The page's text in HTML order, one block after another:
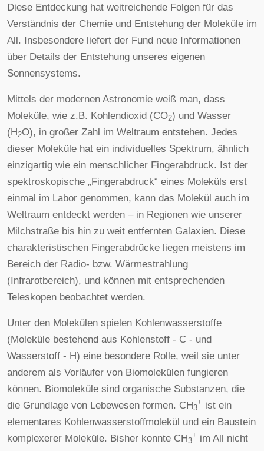
Diese Entdeckung hat weitreichende Folgen für das
Verständnis der Chemie und Entstehung der Moleküle im
All. Insbesondere liefert der Fund neue Informationen
über Details der Entstehung unseres eigenen
Sonnensystems.
Mittels der modernen Astronomie weiß man, dass
Moleküle, wie z.B. Kohlendioxid (CO2) und Wasser
(H2O), in großer Zahl im Weltraum entstehen. Jedes
dieser Moleküle hat ein individuelles Spektrum, ähnlich
einzigartig wie ein menschlicher Fingerabdruck. Ist der
spektroskopische „Fingerabdruck“ eines Moleküls erst
einmal im Labor genommen, kann das Molekül auch im
Weltraum entdeckt werden – in Regionen wie unserer
Milchstraße bis hin zu weit entfernten Galaxien. Diese
charakteristischen Fingerabdrücke liegen meistens im
Bereich der Radio- bzw. Wärmestrahlung
(Infrarotbereich), und können mit entsprechenden
Teleskopen beobachtet werden.
Unter den Molekülen spielen Kohlenwasserstoffe
(Moleküle bestehend aus Kohlenstoff - C - und
Wasserstoff - H) eine besondere Rolle, weil sie unter
anderem als Vorläufer von Biomolekülen fungieren
können. Biomoleküle sind organische Substanzen, die
die Grundlage von Lebewesen formen. CH3
+ ist ein
elementares Kohlenwasserstoffmolekül und ein Baustein
komplexerer Moleküle. Bisher konnte CH3
+ im All nicht